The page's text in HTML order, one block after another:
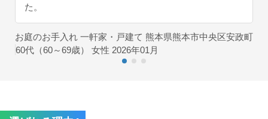
た。
お庭のお手入れ 一軒家・戸建て 熊本県熊本市中央区安政町
60代（60～69歳） 女性 2026年01月